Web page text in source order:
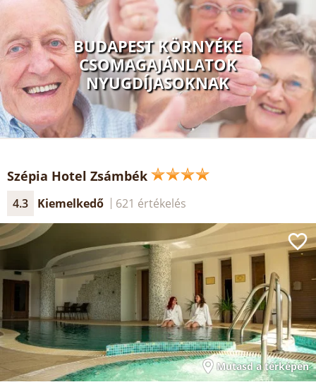
BUDAPEST KÖRNYÉKE
CSOMAGAJÁNLATOK
NYUGDÍJASOKNAK
Szépia Hotel Zsámbék
4.3 Kiemelkedő 621 értékelés
Mutasd a térképen